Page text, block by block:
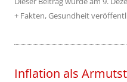
+ Fakten,Gesundheit
Inflation als